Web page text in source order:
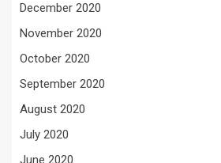
December 2020
November 2020
October 2020
September 2020
August 2020
July 2020
June 2020